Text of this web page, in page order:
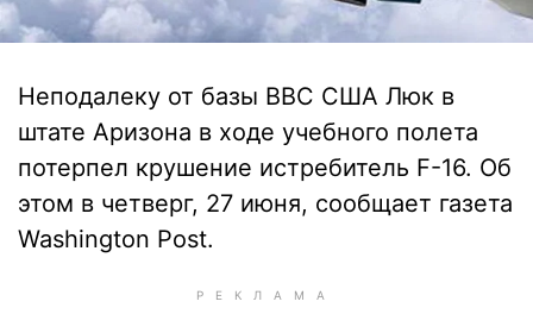
Неподалеку от базы ВВС США Люк в
штате Аризона в ходе учебного полета
потерпел крушение истребитель F-16. Об
этом в четверг, 27 июня, сообщает газета
Washington Post.